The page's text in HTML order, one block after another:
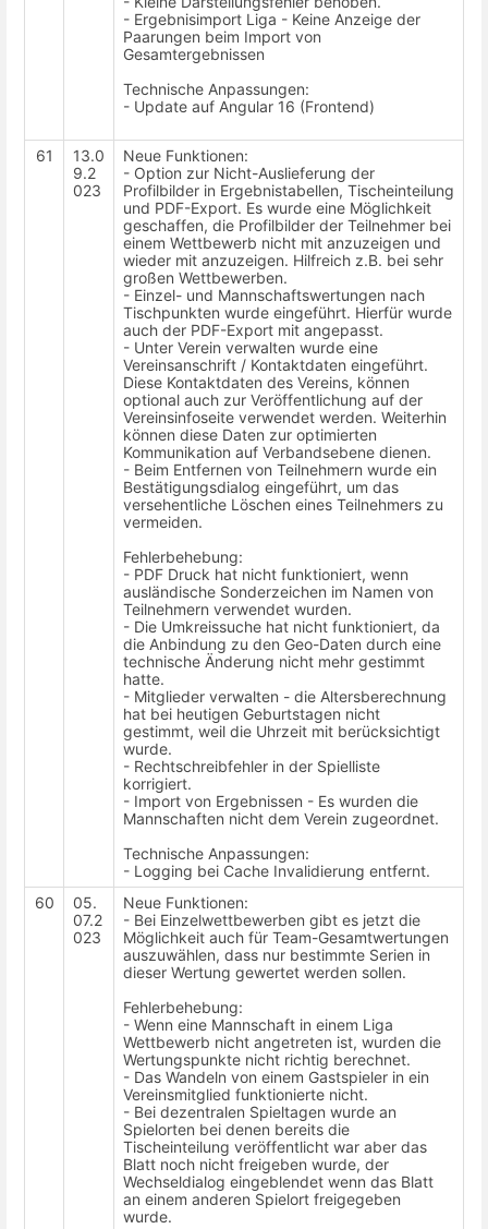
- Ergebnisimport Liga - Keine Anzeige der
Paarungen beim Import von
Gesamtergebnissen
Technische Anpassungen:
- Update auf Angular 16 (Frontend)
61
13.0
9.2
023
Neue Funktionen:
- Option zur Nicht-Auslieferung der
Profilbilder in Ergebnistabellen, Tischeinteilung
und PDF-Export. Es wurde eine Möglichkeit
geschaffen, die Profilbilder der Teilnehmer bei
einem Wettbewerb nicht mit anzuzeigen und
wieder mit anzuzeigen. Hilfreich z.B. bei sehr
großen Wettbewerben.
- Einzel- und Mannschaftswertungen nach
Tischpunkten wurde eingeführt. Hierfür wurde
auch der PDF-Export mit angepasst.
- Unter Verein verwalten wurde eine
Vereinsanschrift / Kontaktdaten eingeführt.
Diese Kontaktdaten des Vereins, können
optional auch zur Veröffentlichung auf der
Vereinsinfoseite verwendet werden. Weiterhin
können diese Daten zur optimierten
Kommunikation auf Verbandsebene dienen.
- Beim Entfernen von Teilnehmern wurde ein
Bestätigungsdialog eingeführt, um das
versehentliche Löschen eines Teilnehmers zu
vermeiden.
Fehlerbehebung:
- PDF Druck hat nicht funktioniert, wenn
ausländische Sonderzeichen im Namen von
Teilnehmern verwendet wurden.
- Die Umkreissuche hat nicht funktioniert, da
die Anbindung zu den Geo-Daten durch eine
technische Änderung nicht mehr gestimmt
hatte.
- Mitglieder verwalten - die Altersberechnung
hat bei heutigen Geburtstagen nicht
gestimmt, weil die Uhrzeit mit berücksichtigt
wurde.
- Rechtschreibfehler in der Spielliste
korrigiert.
- Import von Ergebnissen - Es wurden die
Mannschaften nicht dem Verein zugeordnet.
Technische Anpassungen:
- Logging bei Cache Invalidierung entfernt.
60
05.
07.2
023
Neue Funktionen:
- Bei Einzelwettbewerben gibt es jetzt die
Möglichkeit auch für Team-Gesamtwertungen
auszuwählen, dass nur bestimmte Serien in
dieser Wertung gewertet werden sollen.
Fehlerbehebung:
- Wenn eine Mannschaft in einem Liga
Wettbewerb nicht angetreten ist, wurden die
Wertungspunkte nicht richtig berechnet.
- Das Wandeln von einem Gastspieler in ein
Vereinsmitglied funktionierte nicht.
- Bei dezentralen Spieltagen wurde an
Spielorten bei denen bereits die
Tischeinteilung veröffentlicht war aber das
Blatt noch nicht freigeben wurde, der
Wechseldialog eingeblendet wenn das Blatt
an einem anderen Spielort freigegeben
wurde.